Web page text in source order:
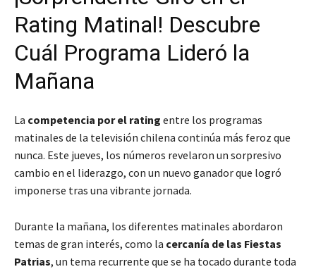
Rating Matinal! Descubre
Cuál Programa Lideró la
Mañana
La competencia por el rating entre los programas
matinales de la televisión chilena continúa más feroz que
nunca. Este jueves, los números revelaron un sorpresivo
cambio en el liderazgo, con un nuevo ganador que logró
imponerse tras una vibrante jornada.
Durante la mañana, los diferentes matinales abordaron
temas de gran interés, como la cercanía de las Fiestas
Patrias, un tema recurrente que se ha tocado durante toda